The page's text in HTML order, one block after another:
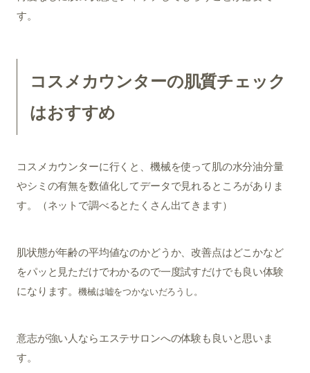
す。
コスメカウンターの肌質チェック
はおすすめ
コスメカウンターに行くと、機械を使って肌の水分油分量
やシミの有無を数値化してデータで見れるところがありま
す。（ネットで調べるとたくさん出てきます）
肌状態が年齢の平均値なのかどうか、改善点はどこかなど
をパッと見ただけでわかるので一度試すだけでも良い体験
になります。機械は嘘をつかないだろうし。
意志が強い人ならエステサロンへの体験も良いと思いま
す。